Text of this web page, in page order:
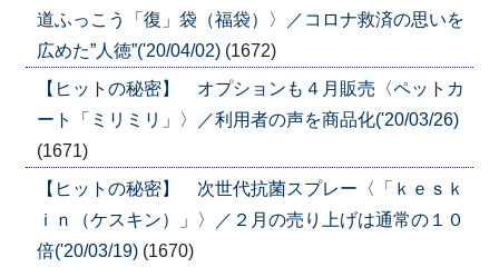
道ふっこう「復」袋（福袋）〉／コロナ救済の思いを
広めた”人徳”('20/04/02) (1672)
【ヒットの秘密】 オプションも４月販売〈ペットカ
ート「ミリミリ」〉／利用者の声を商品化('20/03/26)
(1671)
【ヒットの秘密】 次世代抗菌スプレー〈「ｋｅｓｋ
ｉｎ（ケスキン）」〉／２月の売り上げは通常の１０
倍('20/03/19) (1670)